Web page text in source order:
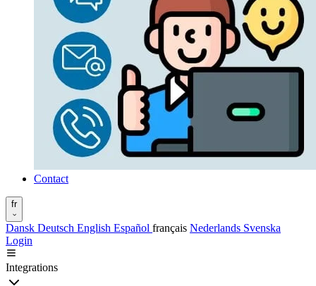
Contact
fr
Dansk Deutsch English Español français Nederlands Svenska
Login
Integrations